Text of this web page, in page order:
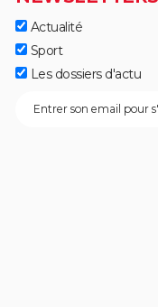
Actualité
Sport
Les dossiers d'actu